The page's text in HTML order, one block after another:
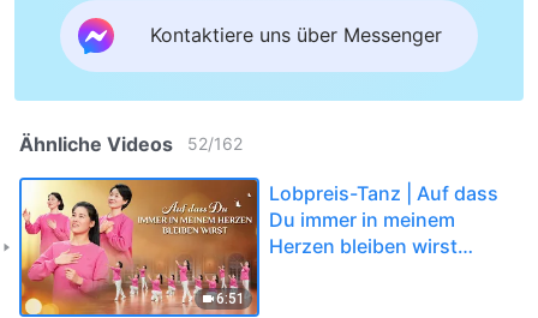
Kontaktiere uns über Messenger
Ähnliche Videos 52/162
6:51
Lobpreis-Tanz | Auf dass
Du immer in meinem
Herzen bleiben wirst